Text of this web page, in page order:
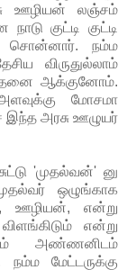
ஊழியன் லஞ்சம்
குட்டி குட்டி
சொன்னார். நம்ம
விருதுல்லாம்
ஆக்குனோம்.
மோசமா
இந்த அரசு ஊழுயர்
'முதல்வன்' னு
ஒழுங்காக
ஊழியன், என்று
என்று
அண்ணனிடம்
மேட்டருக்கு